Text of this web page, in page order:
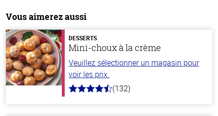
Vous aimerez aussi
DESSERTS
Mini-choux à la crème
Veuillez sélectionner un magasin pour
voir les prix.
4.8
(132)